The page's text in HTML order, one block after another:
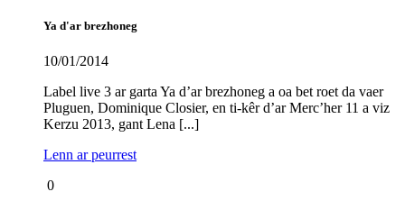
Ya d'ar brezhoneg
10/01/2014
Label live 3 ar garta Ya d’ar brezhoneg a oa bet roet da vaer
Pluguen, Dominique Closier, en ti-kêr d’ar Merc’her 11 a viz
Kerzu 2013, gant Lena [...]
Lenn ar peurrest
0